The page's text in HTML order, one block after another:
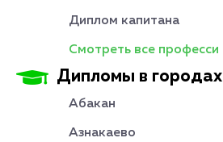
Диплом капитана
Смотреть все професси
Дипломы в городах
Абакан
Азнакаево